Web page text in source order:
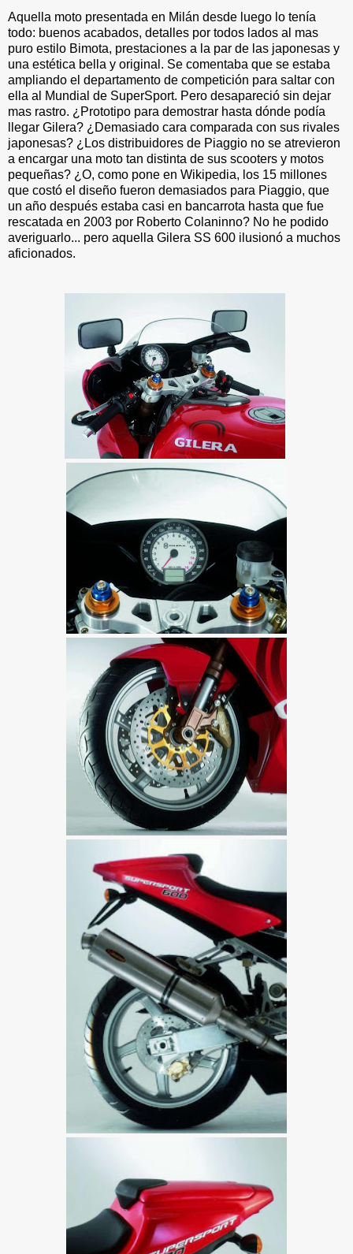
Aquella moto presentada en Milán desde luego lo tenía
todo: buenos acabados, detalles por todos lados al mas
puro estilo Bimota, prestaciones a la par de las japonesas y
una estética bella y original. Se comentaba que se estaba
ampliando el departamento de competición para saltar con
ella al Mundial de SuperSport. Pero desapareció sin dejar
mas rastro. ¿Prototipo para demostrar hasta dónde podía
llegar Gilera? ¿Demasiado cara comparada con sus rivales
japonesas? ¿Los distribuidores de Piaggio no se atrevieron
a encargar una moto tan distinta de sus scooters y motos
pequeñas? ¿O, como pone en Wikipedia, los 15 millones
que costó el diseño fueron demasiados para Piaggio, que
un año después estaba casi en bancarrota hasta que fue
rescatada en 2003 por Roberto Colaninno? No he podido
averiguarlo... pero aquella Gilera SS 600 ilusionó a muchos
aficionados.